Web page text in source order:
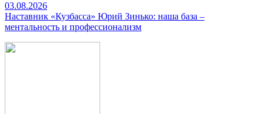
03.08.2026
Наставник «Кузбасса» Юрий Зинько: наша база –
ментальность и профессионализм